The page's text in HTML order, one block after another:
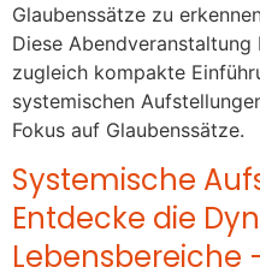
Glaubenssätze zu
Diese
zugleich kompakte
systemischen
Fokus auf Glaubenssätze.
Systemische
Entdecke die
Lebensbereiche